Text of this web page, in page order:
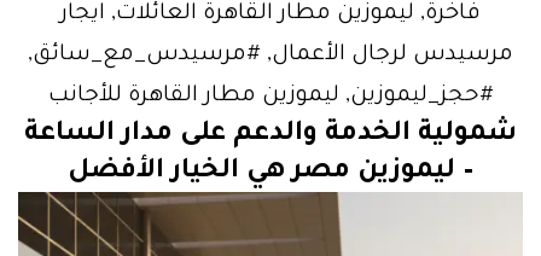
فاخرة, ليموزين مطار القاهرة العائلات, ايجار
مرسيدس لرجال الأعمال, #مرسيدس_مع_سائق,
#حجز_ليموزين, ليموزين مطار القاهرة للأجانب
شمولية الخدمة والدعم على مدار الساعة
– ليموزين مصرهي الخيار الأفضل